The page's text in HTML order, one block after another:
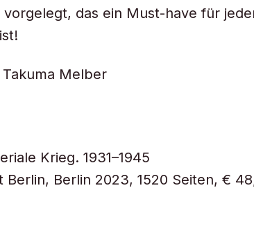
vorgelegt, das ein Must-have für
Takuma Melber
Krieg. 1931–1945
Berlin, Berlin 2023, 1520 Seiten, €